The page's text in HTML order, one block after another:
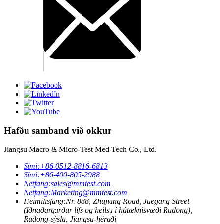
Hafðu samband við okkur
Jiangsu Macro & Micro-Test Med-Tech Co., Ltd.
Sími:+86-0512-8816-6813
Sími:+86-400-805-2988
Netfang:sales@mmtest.com
Netfang:Marketing@mmtest.com
Heimilisfang:Nr. 888, Zhujiang Road, Juegang Street
(Iðnaðargarður lífs og heilsu í hátæknisvæði Rudong),
Rudong-sýsla, Jiangsu-héraði